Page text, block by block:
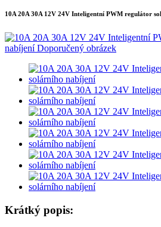
10A 20A 30A 12V 24V Inteligentní PWM regulátor
Krátký popis: